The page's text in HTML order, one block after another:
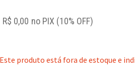
R$ 0,00 no PIX (10% OFF)
Este produto está fora de estoque e